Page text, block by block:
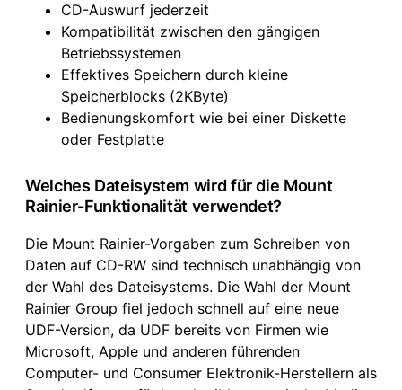
CD-Auswurf jederzeit
Kompatibilität zwischen den gängigen
Betriebssystemen
Effektives Speichern durch kleine
Speicherblocks (2KByte)
Bedienungskomfort wie bei einer Diskette
oder Festplatte
Welches Dateisystem wird für die Mount
Rainier-Funktionalität verwendet?
Die Mount Rainier-Vorgaben zum Schreiben von
Daten auf CD-RW sind technisch unabhängig von
der Wahl des Dateisystems. Die Wahl der Mount
Rainier Group fiel jedoch schnell auf eine neue
UDF-Version, da UDF bereits von Firmen wie
Microsoft, Apple und anderen führenden
Computer- und Consumer Elektronik-Herstellern als